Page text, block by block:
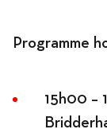
Programme
15h00 –